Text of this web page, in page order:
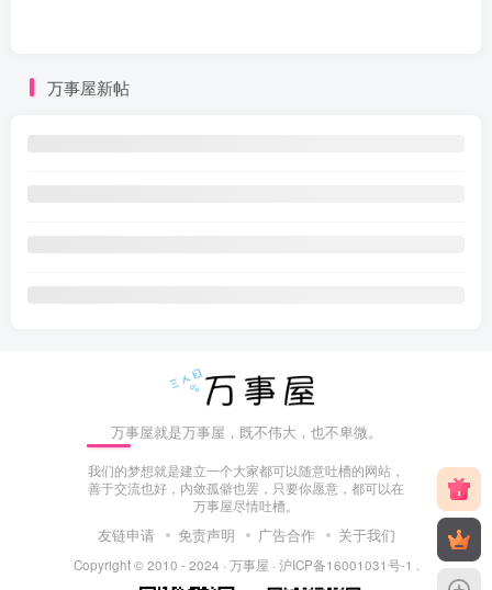
万事屋新帖
万事屋就是万事屋，既不伟大，也不卑微。
我们的梦想就是建立一个大家都可以随意吐槽的网站，
善于交流也好，内敛孤僻也罢，只要你愿意，都可以在
万事屋尽情吐槽。
友链申请 免责声明 广告合作 关于我们
Copyright © 2010 - 2024 · 万事屋 · 沪ICP备16001031号-1